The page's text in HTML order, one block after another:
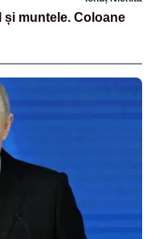
și muntele. Coloane